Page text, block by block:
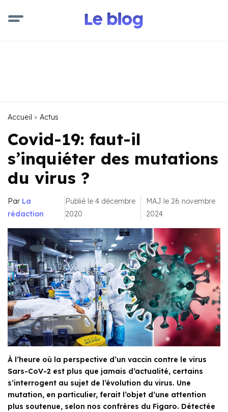
Accueil Actus
Covid-19: faut-il
s’inquiéter des mutations
du virus ?
Par La
rédaction
Publié le 4 décembre
2020
MAJ le 26 novembre
2024
À l’heure où la perspective d’un vaccin contre le virus
Sars-CoV-2 est plus que jamais d’actualité, certains
s’interrogent au sujet de l’évolution du virus. Une
mutation, en particulier, ferait l’objet d’une attention
plus soutenue, selon nos confrères du Figaro. Détectée